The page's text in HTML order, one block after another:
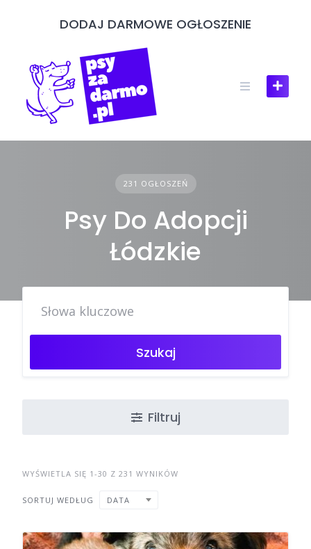
DODAJ DARMOWE OGŁOSZENIE
231 OGŁOSZEŃ
Psy Do Adopcji
Łódzkie
Szukaj
Filtruj
WYŚWIETLA SIĘ 1-30 Z 231 WYNIKÓW
SORTUJ WEDŁUG DATA